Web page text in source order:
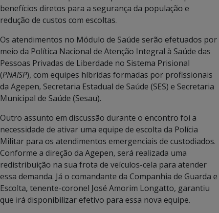
benefícios diretos para a segurança da população e
redução de custos com escoltas.
Os atendimentos no Módulo de Saúde serão efetuados por
meio da Política Nacional de Atenção Integral à Saúde das
Pessoas Privadas de Liberdade no Sistema Prisional
(PNAISP), com equipes híbridas formadas por profissionais
da Agepen, Secretaria Estadual de Saúde (SES) e Secretaria
Municipal de Saúde (Sesau).
Outro assunto em discussão durante o encontro foi a
necessidade de ativar uma equipe de escolta da Polícia
Militar para os atendimentos emergenciais de custodiados.
Conforme a direção da Agepen, será realizada uma
redistribuição na sua frota de veículos-cela para atender
essa demanda. Já o comandante da Companhia de Guarda e
Escolta, tenente-coronel José Amorim Longatto, garantiu
que irá disponibilizar efetivo para essa nova equipe.